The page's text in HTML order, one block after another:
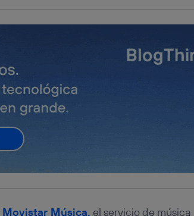
Movistar Música, el servicio de música
de Utiq.